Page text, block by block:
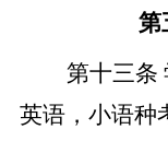
第
第十三条
英语，小语种